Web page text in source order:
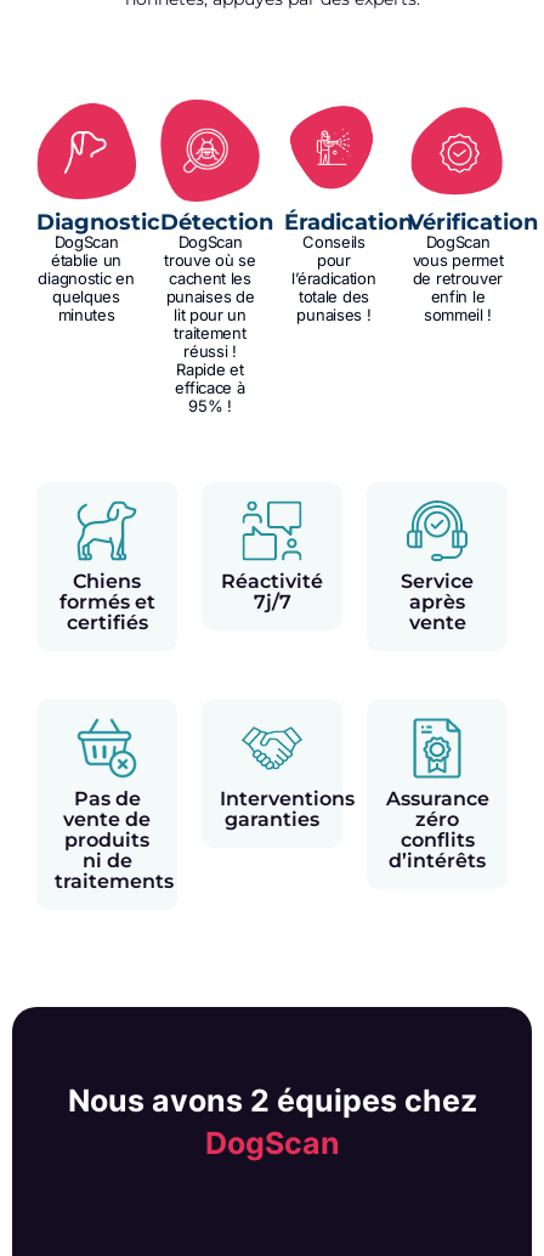
Diagnostic
DogScan
établie un
diagnostic en
quelques
minutes
Détection
DogScan
trouve où se
cachent les
punaises de
lit pour un
traitement
réussi !
Rapide et
efficace à
95% !
Éradication
Conseils
pour
l’éradication
totale des
punaises !
Vérification
DogScan
vous permet
de retrouver
enfin le
sommeil !
Chiens
formés et
certifiés
Réactivité
7j/7
Service
après
vente
Pas de
vente de
produits
ni de
traitements
Interventions
garanties
Assurance
zéro
conflits
d’intérêts
Nous avons 2 équipes chez
DogScan